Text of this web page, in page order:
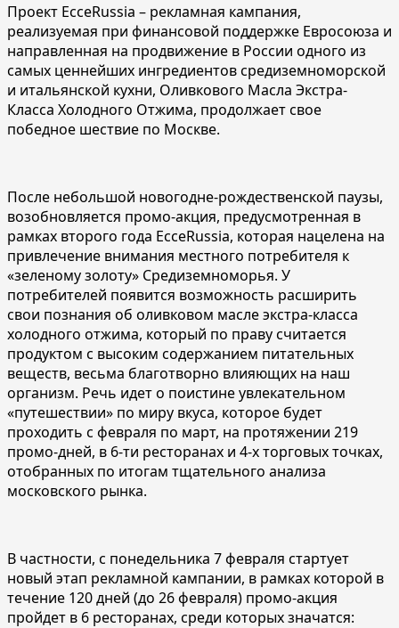
Проект EcceRussia – рекламная кампания,
реализуемая при финансовой поддержке Евросоюза и
направленная на продвижение в России одного из
самых ценнейших ингредиентов средиземноморской
и итальянской кухни, Оливкового Масла Экстра-
Класса Холодного Отжима, продолжает свое
победное шествие по Москве.
После небольшой новогодне-рождественской паузы,
возобновляется промо-акция, предусмотренная в
рамках второго года EcceRussia, которая нацелена на
привлечение внимания местного потребителя к
«зеленому золоту» Средиземноморья. У
потребителей появится возможность расширить
свои познания об оливковом масле экстра-класса
холодного отжима, который по праву считается
продуктом с высоким содержанием питательных
веществ, весьма благотворно влияющих на наш
организм. Речь идет о поистине увлекательном
«путешествии» по миру вкуса, которое будет
проходить с февраля по март, на протяжении 219
промо-дней, в 6-ти ресторанах и 4-х торговых точках,
отобранных по итогам тщательного анализа
московского рынка.
В частности, с понедельника 7 февраля стартует
новый этап рекламной кампании, в рамках которой в
течение 120 дней (до 26 февраля) промо-акция
пройдет в 6 ресторанах, среди которых значатся: